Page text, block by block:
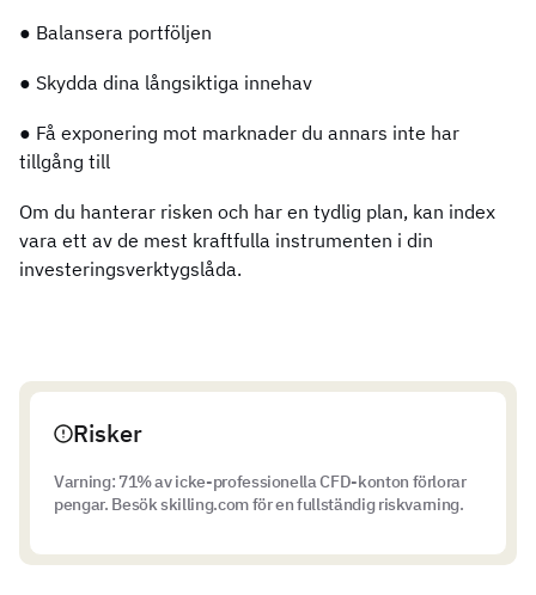
● Balansera portföljen
● Skydda dina långsiktiga innehav
● Få exponering mot marknader du annars inte har
tillgång till
Om du hanterar risken och har en tydlig plan, kan index
vara ett av de mest kraftfulla instrumenten i din
investeringsverktygslåda.
Risker
Varning: 71% av icke-professionella CFD-konton förlorar
pengar. Besök skilling.com för en fullständig riskvarning.